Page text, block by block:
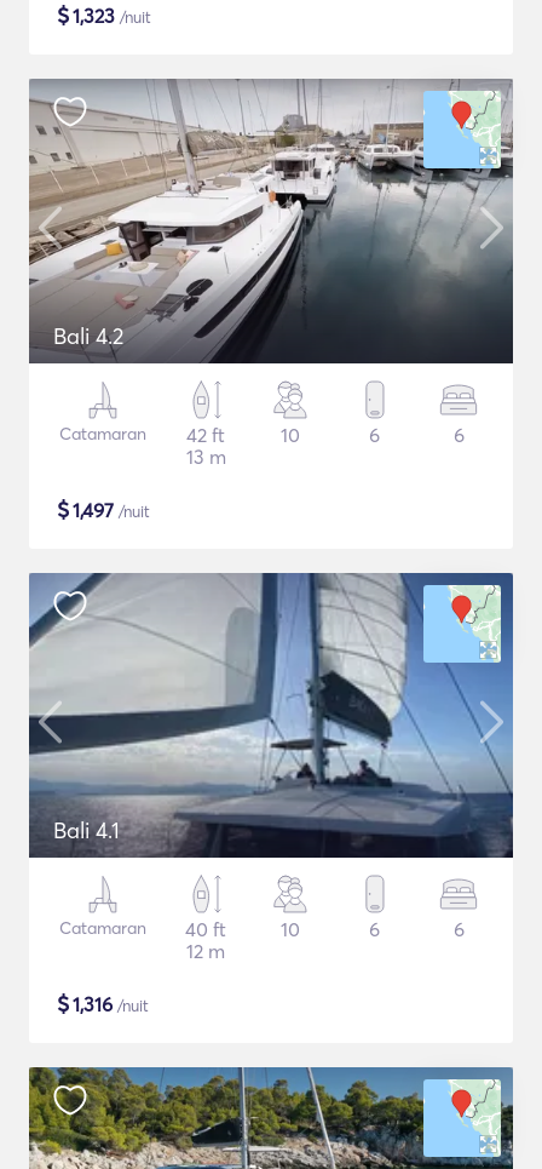
$1,323 /nuit
Bali 4.2
Catamaran
42 ft
13 m
10 6 6
$1,497 /nuit
Bali 4.1
Catamaran
40 ft
12 m
10 6 6
$1,316 /nuit